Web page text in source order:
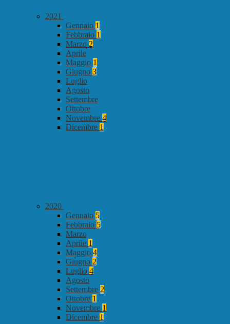
2021
Gennaio 1
Febbraio 1
Marzo 2
Aprile
Maggio 1
Giugno 3
Luglio
Agosto
Settembre
Ottobre
Novembre 4
Dicembre 1
2020
Gennaio 5
Febbraio 5
Marzo
Aprile 1
Maggio 4
Giugno 2
Luglio 4
Agosto
Settembre 2
Ottobre 1
Novembre 1
Dicembre 1